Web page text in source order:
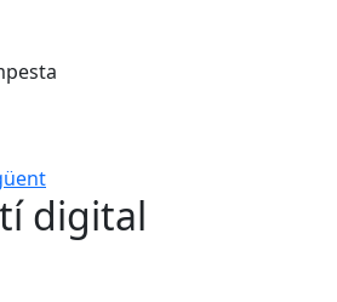
digital